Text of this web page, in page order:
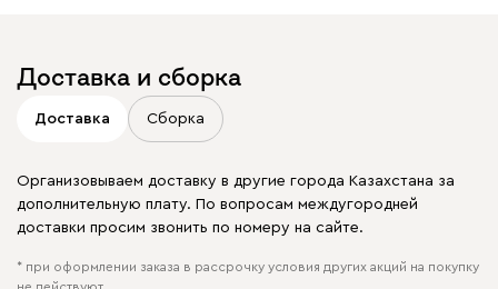
Доставка и сборка
Доставка Сборка
Организовываем доставку в другие города Казахстана за
дополнительную плату. По вопросам междугородней
доставки просим звонить по номеру на сайте.
* при оформлении заказа в рассрочку условия других акций на покупку